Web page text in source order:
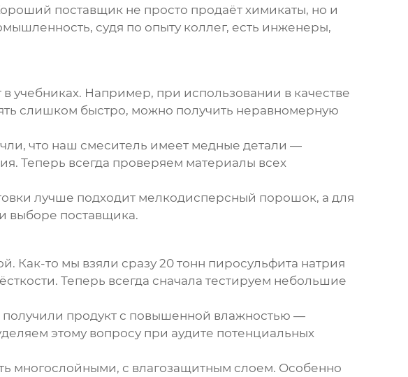
поставщик не просто продаёт химикаты, но и
судя по опыту коллег, есть инженеры,
учебниках. Например, при использовании в качестве
слишком быстро, можно получить неравномерную
что наш смеситель имеет медные детали —
Теперь всегда проверяем материалы всех
лучше подходит мелкодисперсный порошок, а для
выборе поставщика.
то мы взяли сразу 20 тонн пиросульфита натрия
Теперь всегда сначала тестируем небольшие
получили продукт с повышенной влажностью —
этому вопросу при аудите потенциальных
многослойными, с влагозащитным слоем. Особенно